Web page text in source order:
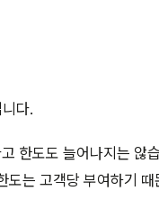
다.
한도도 늘어나지는 않
는 고객당 부여하기